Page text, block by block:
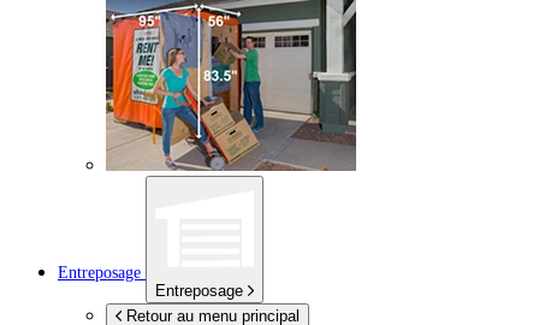
Entreposage
Entreposage
Retour au menu principal